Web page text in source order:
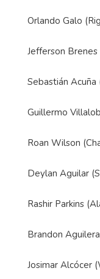
Orlando Galo
Jefferson Brenes
Sebastián Acuña
Guillermo
Roan Wilson
Deylan Aguilar
Rashir Parkins
Brandon
Josimar Alcócer